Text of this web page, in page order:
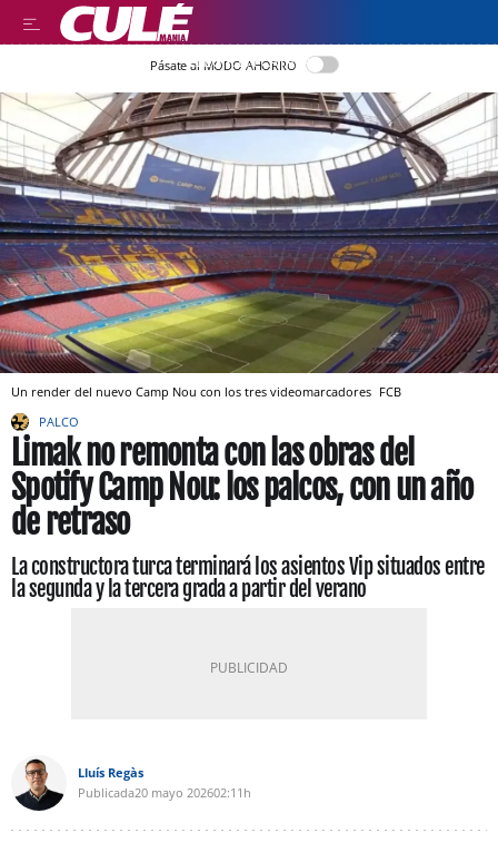
LLEGIR EN CATALÀ
Pásate al MODO AHORRO
Un render del nuevo Camp Nou con los tres videomarcadores FCB
PALCO
Limak no remonta con las obras del
Spotify Camp Nou: los palcos, con un año
de retraso
La constructora turca terminará los asientos Vip situados entre
la segunda y la tercera grada a partir del verano
Lluís Regàs
Publicada20 mayo 202602:11h